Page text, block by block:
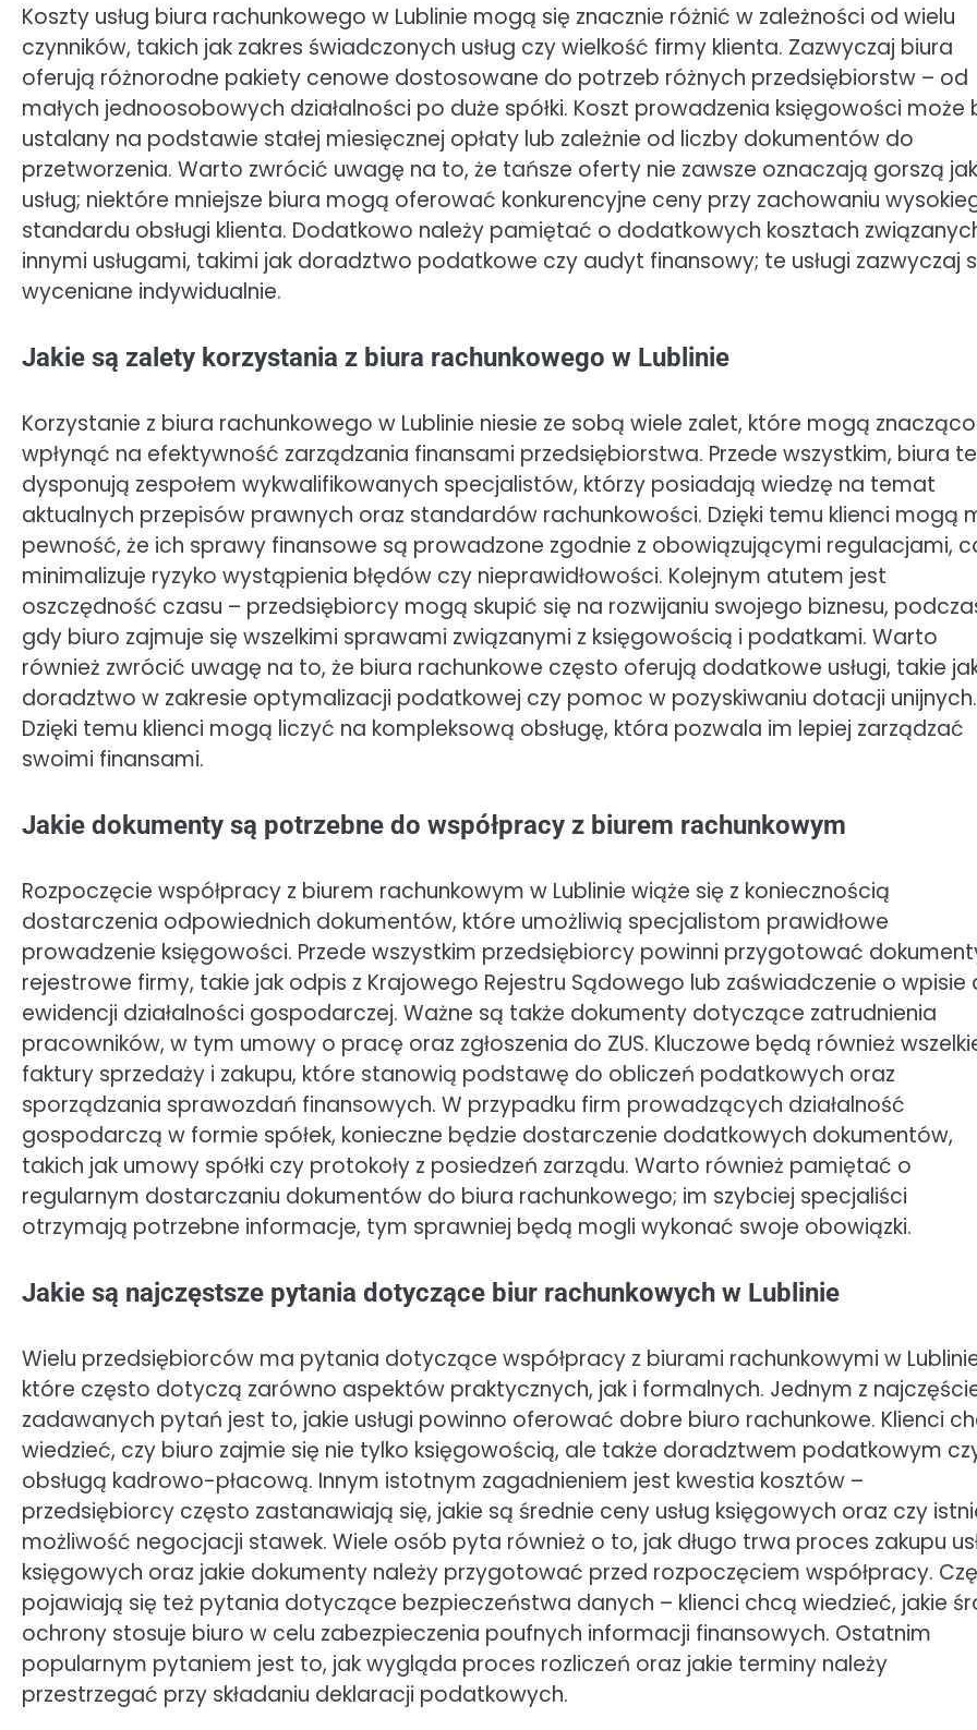
Koszty usług biura rachunkowego w Lublinie mogą się znacznie różnić w zależności od wielu
czynników, takich jak zakres świadczonych usług czy wielkość firmy klienta. Zazwyczaj biura
oferują różnorodne pakiety cenowe dostosowane do potrzeb różnych przedsiębiorstw – od
małych jednoosobowych działalności po duże spółki. Koszt prowadzenia księgowości może
ustalany na podstawie stałej miesięcznej opłaty lub zależnie od liczby dokumentów do
przetworzenia. Warto zwrócić uwagę na to, że tańsze oferty nie zawsze oznaczają gorszą
usług; niektóre mniejsze biura mogą oferować konkurencyjne ceny przy zachowaniu
standardu obsługi klienta. Dodatkowo należy pamiętać o dodatkowych kosztach
innymi usługami, takimi jak doradztwo podatkowe czy audyt finansowy; te usługi zazwyczaj
wyceniane indywidualnie.
Jakie są zalety korzystania z biura rachunkowego w Lublinie
Korzystanie z biura rachunkowego w Lublinie niesie ze sobą wiele zalet, które mogą znacząco
wpłynąć na efektywność zarządzania finansami przedsiębiorstwa. Przede wszystkim, biura te
dysponują zespołem wykwalifikowanych specjalistów, którzy posiadają wiedzę na temat
aktualnych przepisów prawnych oraz standardów rachunkowości. Dzięki temu klienci mogą
pewność, że ich sprawy finansowe są prowadzone zgodnie z obowiązującymi regulacjami,
minimalizuje ryzyko wystąpienia błędów czy nieprawidłowości. Kolejnym atutem jest
oszczędność czasu – przedsiębiorcy mogą skupić się na rozwijaniu swojego biznesu,
gdy biuro zajmuje się wszelkimi sprawami związanymi z księgowością i podatkami. Warto
również zwrócić uwagę na to, że biura rachunkowe często oferują dodatkowe usługi, takie
doradztwo w zakresie optymalizacji podatkowej czy pomoc w pozyskiwaniu dotacji unijnych.
Dzięki temu klienci mogą liczyć na kompleksową obsługę, która pozwala im lepiej zarządzać
swoimi finansami.
Jakie dokumenty są potrzebne do współpracy z biurem rachunkowym
Rozpoczęcie współpracy z biurem rachunkowym w Lublinie wiąże się z koniecznością
dostarczenia odpowiednich dokumentów, które umożliwią specjalistom prawidłowe
prowadzenie księgowości. Przede wszystkim przedsiębiorcy powinni przygotować
rejestrowe firmy, takie jak odpis z Krajowego Rejestru Sądowego lub zaświadczenie o wpisie
ewidencji działalności gospodarczej. Ważne są także dokumenty dotyczące zatrudnienia
pracowników, w tym umowy o pracę oraz zgłoszenia do ZUS. Kluczowe będą również
faktury sprzedaży i zakupu, które stanowią podstawę do obliczeń podatkowych oraz
sporządzania sprawozdań finansowych. W przypadku firm prowadzących działalność
gospodarczą w formie spółek, konieczne będzie dostarczenie dodatkowych dokumentów,
takich jak umowy spółki czy protokoły z posiedzeń zarządu. Warto również pamiętać o
regularnym dostarczaniu dokumentów do biura rachunkowego; im szybciej specjaliści
otrzymają potrzebne informacje, tym sprawniej będą mogli wykonać swoje obowiązki.
Jakie są najczęstsze pytania dotyczące biur rachunkowych w Lublinie
Wielu przedsiębiorców ma pytania dotyczące współpracy z biurami rachunkowymi w
które często dotyczą zarówno aspektów praktycznych, jak i formalnych. Jednym z
zadawanych pytań jest to, jakie usługi powinno oferować dobre biuro rachunkowe. Klienci
wiedzieć, czy biuro zajmie się nie tylko księgowością, ale także doradztwem podatkowym
obsługą kadrowo-płacową. Innym istotnym zagadnieniem jest kwestia kosztów –
przedsiębiorcy często zastanawiają się, jakie są średnie ceny usług księgowych oraz czy
możliwość negocjacji stawek. Wiele osób pyta również o to, jak długo trwa proces zakupu
księgowych oraz jakie dokumenty należy przygotować przed rozpoczęciem współpracy.
pojawiają się też pytania dotyczące bezpieczeństwa danych – klienci chcą wiedzieć, jakie
ochrony stosuje biuro w celu zabezpieczenia poufnych informacji finansowych. Ostatnim
popularnym pytaniem jest to, jak wygląda proces rozliczeń oraz jakie terminy należy
przestrzegać przy składaniu deklaracji podatkowych.